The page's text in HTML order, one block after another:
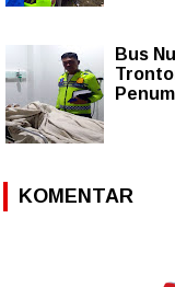
Bus
KOMENTAR